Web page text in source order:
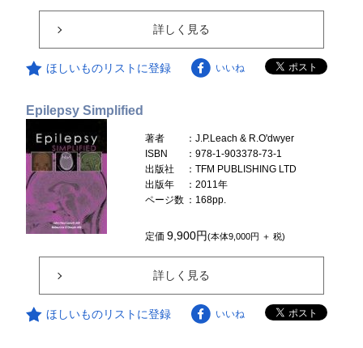
詳しく見る
ほしいものリストに登録 いいね
Epilepsy Simplified
著者
：J.P.Leach & R.O'dwyer
ISBN
：978-1-903378-73-1
出版社
：TFM PUBLISHING LTD
出版年
：2011年
ページ数 ：168pp.
定価9,900円(本体9,000円 ＋ 税)
詳しく見る
ほしいものリストに登録 いいね